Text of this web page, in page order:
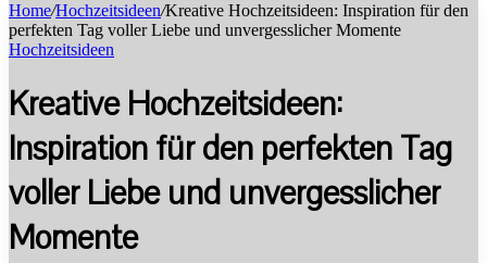
Home/Hochzeitsideen/Kreative Hochzeitsideen: Inspiration für den
perfekten Tag voller Liebe und unvergesslicher Momente
Hochzeitsideen
Kreative Hochzeitsideen:
Inspiration für den perfekten Tag
voller Liebe und unvergesslicher
Momente